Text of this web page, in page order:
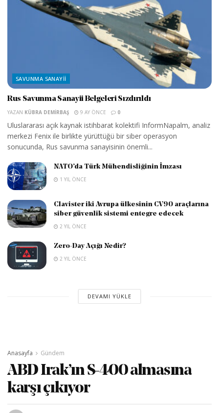
SAVUNMA SANAYII
Rus Savunma Sanayii Belgeleri Sızdırıldı
YAZAN KÜBRA DEMIRBAŞ 9 AY ÖNCE 0
Uluslararası açık kaynak istihbarat kolektifi InformNapalm, analiz
merkezi Fenix ile birlikte yürüttüğü bir siber operasyon
sonucunda, Rus savunma sanayisinin önemli...
NATO’da Türk Mühendisliğinin İmzası
1 YIL ÖNCE
Clavister iki Avrupa ülkesinin CV90 araçlarına
siber güvenlik sistemi entegre edecek
2 YIL ÖNCE
Zero-Day Açığı Nedir?
2 YIL ÖNCE
DEVAMI YÜKLE
Anasayfa Gündem
ABD Irak’ın S-400 almasına
karşı çıkıyor